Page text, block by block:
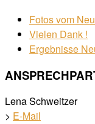
Fotos vom
Vielen Dank !
Ergebnisse
Lena Schweitzer
> E-Mail